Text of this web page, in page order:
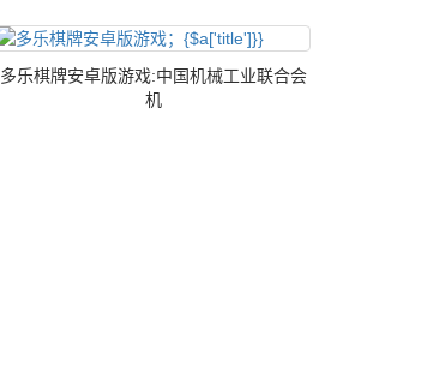
多乐棋牌安卓版游戏:中国机械工业联合会
机